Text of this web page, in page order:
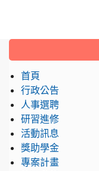
:::
首頁
行政公告
人事選聘
研習進修
活動訊息
獎助學金
專案計畫